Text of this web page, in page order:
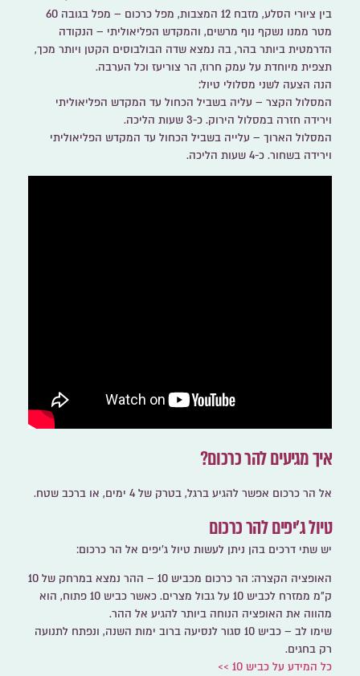
בין ציורי הסלע, מזבח 12 המצבות, מפל כרכום – מפל בגובה 60
מטר ממנו נשקף נוף מרשים, והמקדש הפליאוליתי – הנקודה
הדרמטית ביותר בהר, בה נמצא שדה הבולבוסים הקטן ויותר מכך,
תצפית מיוחדת על עמק חרוז, הר צוריעז וכל הערבה.
הנה הצעה לשני מסלולי טיול:
המסלול הקצר – עליה בשביל הכחול עד המקדש הפליאוליתי
וירידה חזרה במסלול הירוק. כ-3 שעות הליכה.
המסלול הארוך – עלייה בשביל הכחול עד המקדש הפליאוליתי
וירידה בשחור. כ-4 שעות הליכה.
איך מגיעים להר כרכום?
אל הר כרכום אפשר להגיע ברגל, בטרק של 4 ימים, או ברכב שטח.
טיול ג'יפים להר כרכום
יש שתי דרכים בהן ניתן לעשות טיול ג'יפים אל הר כרכום:
האופציה הקצרה:
הר כרכום מכביש 10 – ההר נמצא במרחק של 10
ק"מ ממזרח לכביש 10 על גבול מצרים. כאשר כביש 10 פתוח, הוא
מהווה את האופציה הנוחה ביותר להגיע אל ההר.
שימו לב – כביש 10 סגור לנסיעה ברוב ימות השנה, ונפתח לתנועה
רק בחגים.
כל המידע על כביש 10 >>